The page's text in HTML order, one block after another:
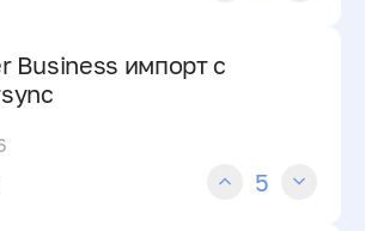
Business импорт с
5